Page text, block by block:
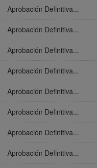
Aprobación Definitiva...
Aprobación Definitiva...
Aprobación Definitiva...
Aprobación Definitiva...
Aprobación Definitiva...
Aprobación Definitiva...
Aprobación Definitiva...
Aprobación Definitiva...